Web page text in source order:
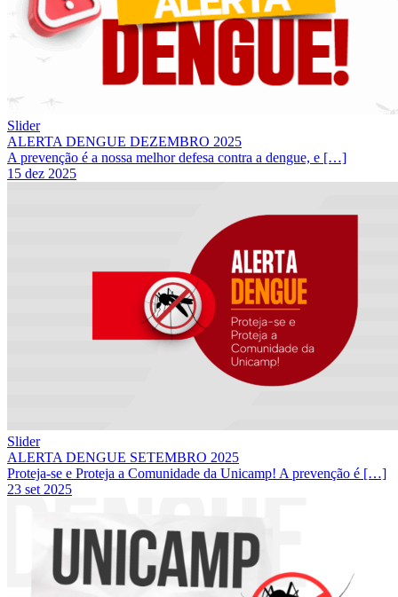
Slider
ALERTA DENGUE DEZEMBRO 2025
A prevenção é a nossa melhor defesa contra a dengue, e […]
15 dez 2025
Slider
ALERTA DENGUE SETEMBRO 2025
Proteja-se e Proteja a Comunidade da Unicamp! A prevenção é […]
23 set 2025